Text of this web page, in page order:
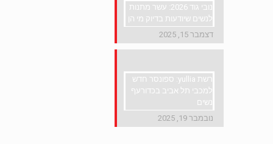
נובי גוד 2026: עשר מתנות
לנשים שיודעות בדיוק מי הן
דצמבר 15, 2025
רשת yullia: ספונסר חדש
למכבי תל אביב בכדורעף
נשים
נובמבר 19, 2025